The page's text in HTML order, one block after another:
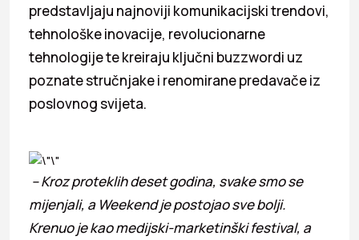
predstavljaju najnoviji komunikacijski trendovi,
tehnološke inovacije, revolucionarne
tehnologije te kreiraju ključni buzzwordi uz
poznate stručnjake i renomirane predavače iz
poslovnog svijeta.
– Kroz proteklih deset godina, svake smo se
mijenjali, a Weekend je postojao sve bolji.
Krenuo je kao medijski-marketinški festival, a